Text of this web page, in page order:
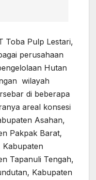
Toba Pulp Lestari,
perusahaan
Hutan
wilayah
di beberapa
areal konsesi
Asahan,
Pakpak Barat,
Kabupaten
Tapanuli Tengah,
Kabupaten